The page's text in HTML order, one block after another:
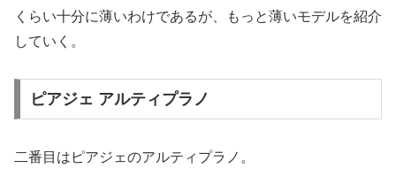
くらい十分に薄いわけであるが、もっと薄いモデルを紹介
していく。
ピアジェ アルティプラノ
二番目はピアジェのアルティプラノ。